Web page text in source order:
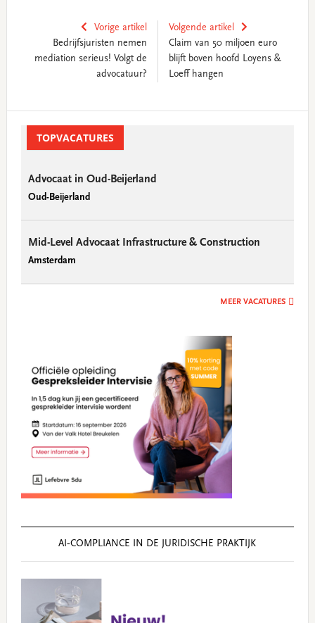
Vorige artikel
Bedrijfsjuristen nemen
mediation serieus! Volgt de
advocatuur?
Volgende artikel
Claim van 50 miljoen euro
blijft boven hoofd Loyens &
Loeff hangen
SidebarTOPVACATURES
Advocaat in Oud-Beijerland
Oud-Beijerland
Mid-Level Advocaat Infrastructure & Construction
Amsterdam
MEER VACATURES
AI‑COMPLIANCE IN DE JURIDISCHE PRAKTIJK